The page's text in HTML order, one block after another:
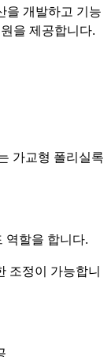
을 개발하고 기능
을 제공합니다.
가교형 폴리실록
역할을 합니다.
조정이 가능합니